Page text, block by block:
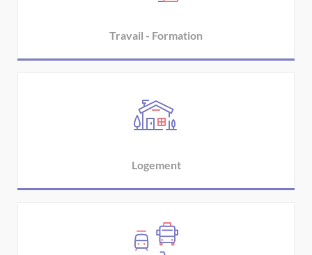
Travail - Formation
Logement